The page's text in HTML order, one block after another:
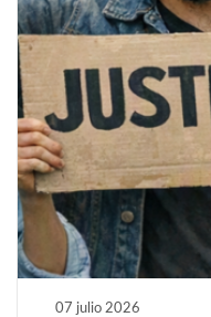
07 julio 2026